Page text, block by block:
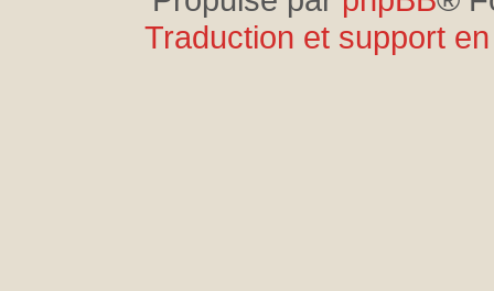
Traduction et support